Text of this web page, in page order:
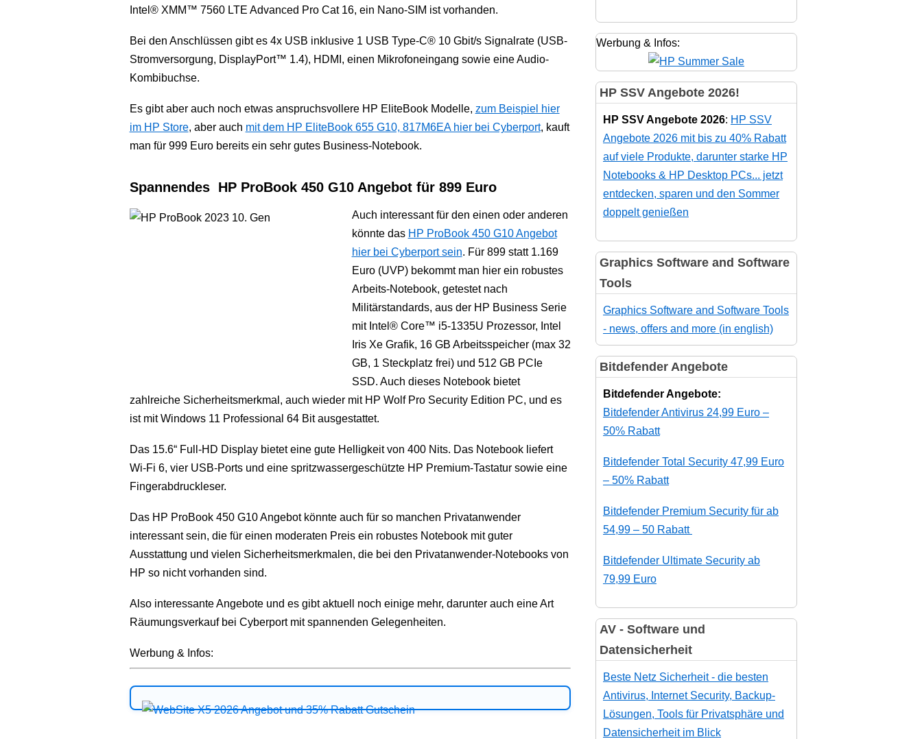
Intel® XMM™ 7560 LTE Advanced Pro Cat 16, ein Nano-SIM ist vorhanden.
Bei den Anschlüssen gibt es 4x USB inklusive 1 USB Type-C® 10 Gbit/s Signalrate (USB-
Stromversorgung, DisplayPort™ 1.4), HDMI, einen Mikrofoneingang sowie eine Audio-
Kombibuchse.
Es gibt aber auch noch etwas anspruchsvollere HP EliteBook Modelle, zum Beispiel hier
im HP Store, aber auch mit dem HP EliteBook 655 G10, 817M6EA hier bei Cyberport, kauft
man für 999 Euro bereits ein sehr gutes Business-Notebook.
Spannendes HP ProBook 450 G10 Angebot für 899 Euro
Auch interessant für den einen oder anderen
könnte das HP ProBook 450 G10 Angebot
hier bei Cyberport sein. Für 899 statt 1.169
Euro (UVP) bekommt man hier ein robustes
Arbeits-Notebook, getestet nach
Militärstandards, aus der HP Business Serie
mit Intel® Core™ i5-1335U Prozessor, Intel
Iris Xe Grafik, 16 GB Arbeitsspeicher (max 32
GB, 1 Steckplatz frei) und 512 GB PCIe
SSD. Auch dieses Notebook bietet
zahlreiche Sicherheitsmerkmal, auch wieder mit HP Wolf Pro Security Edition PC, und es
ist mit Windows 11 Professional 64 Bit ausgestattet.
Das 15.6“ Full-HD Display bietet eine gute Helligkeit von 400 Nits. Das Notebook liefert
Wi-Fi 6, vier USB-Ports und eine spritzwassergeschützte HP Premium-Tastatur sowie eine
Fingerabdruckleser.
Das HP ProBook 450 G10 Angebot könnte auch für so manchen Privatanwender
interessant sein, die für einen moderaten Preis ein robustes Notebook mit guter
Ausstattung und vielen Sicherheitsmerkmalen, die bei den Privatanwender-Notebooks von
HP so nicht vorhanden sind.
Also interessante Angebote und es gibt aktuell noch einige mehr, darunter auch eine Art
Räumungsverkauf bei Cyberport mit spannenden Gelegenheiten.
Werbung & Infos:
Werbung & Infos:
HP SSV Angebote 2026!
HP SSV Angebote 2026: HP SSV
Angebote 2026 mit bis zu 40% Rabatt
auf viele Produkte, darunter starke HP
Notebooks & HP Desktop PCs... jetzt
entdecken, sparen und den Sommer
doppelt genießen
Graphics Software and Software
Tools
Graphics Software and Software Tools
- news, offers and more (in english)
Bitdefender Angebote
Bitdefender Angebote:
Bitdefender Antivirus 24,99 Euro –
50% Rabatt
Bitdefender Total Security 47,99 Euro
– 50% Rabatt
Bitdefender Premium Security für ab
54,99 – 50 Rabatt
Bitdefender Ultimate Security ab
79,99 Euro
AV - Software und
Datensicherheit
Beste Netz Sicherheit - die besten
Antivirus, Internet Security, Backup-
Lösungen, Tools für Privatsphäre und
Datensicherheit im Blick